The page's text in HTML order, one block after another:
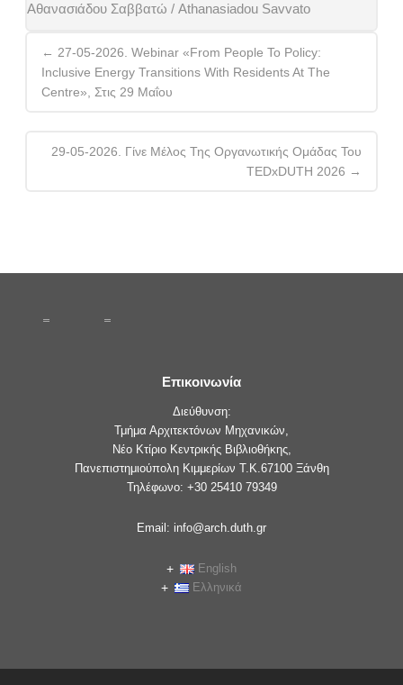
Αθανασιάδου Σαββατώ / Athanasiadou Savvato
navigation
← 27-05-2026. Webinar «From People To Policy:
Inclusive Energy Transitions With Residents At The
Centre», Στις 29 Μαΐου
29-05-2026. Γίνε Μέλος Της Οργανωτικής Ομάδας Του
TEDxDUTH 2026 →
Επικοινωνία
Διεύθυνση:
Τμήμα Αρχιτεκτόνων Μηχανικών,
Νέο Κτίριο Κεντρικής Βιβλιοθήκης,
Πανεπιστημιούπολη Κιμμερίων Τ.Κ.67100 Ξάνθη
Τηλέφωνο: +30 25410 79349
Email: info@arch.duth.gr
English
Ελληνικά